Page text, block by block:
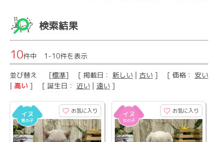
検索結果
10件中 1-10件を表示
並び替え [標準] [ 掲載日： 新しい | 古い ] [ 価格： 安い
| 高い ] [ 誕生日： 近い | 遠い ]
お気に入り お気に入り